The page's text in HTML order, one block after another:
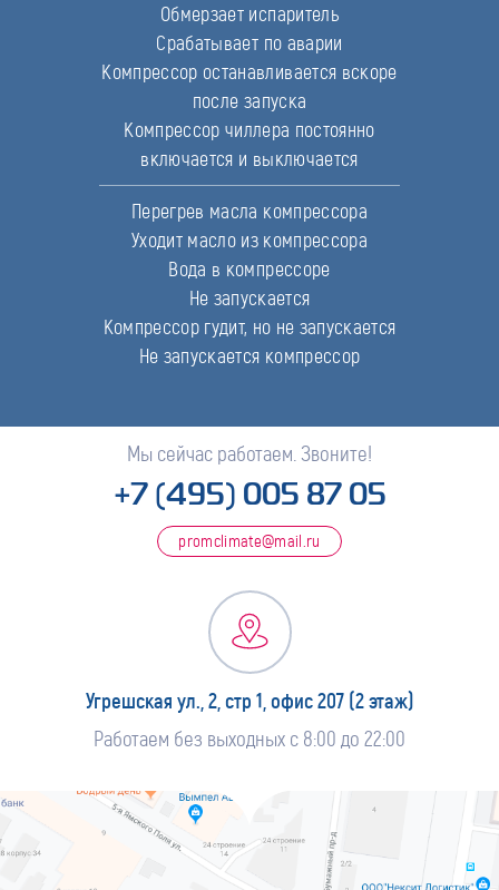
Обмерзает испаритель
Срабатывает по аварии
Компрессор останавливается вскоре
после запуска
Компрессор чиллера постоянно
включается и выключается
Перегрев масла компрессора
Уходит масло из компрессора
Вода в компрессоре
Не запускается
Компрессор гудит, но не запускается
Не запускается компрессор
Мы сейчас работаем. Звоните!
+7 (495) 005 87 05
promclimate@mail.ru
Угрешская ул., 2, стр 1, офис 207 (2 этаж)
Работаем без выходных с 8:00 до 22:00